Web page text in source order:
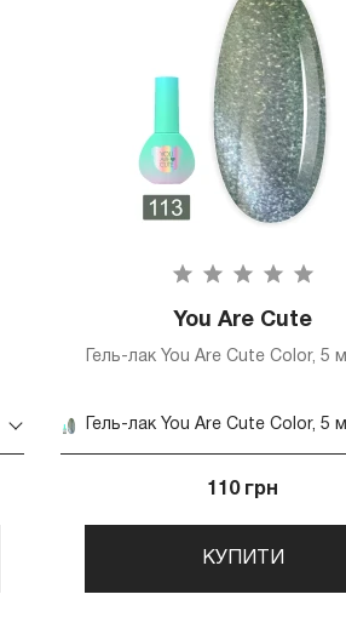
You Are Cute
Гель-лак You Are Cute Color, 5
Гель-лак You Are Cute Color, 5
110 грн
КУПИТИ